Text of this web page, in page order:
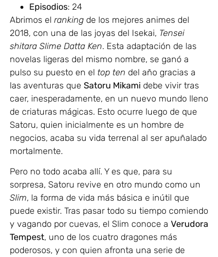
Episodios: 24
Abrimos el ranking de los mejores animes del
2018, con una de las joyas del Isekai, Tensei
shitara Slime Datta Ken. Esta adaptación de las
novelas ligeras del mismo nombre, se ganó a
pulso su puesto en el top ten del año gracias a
las aventuras que Satoru Mikami debe vivir tras
caer, inesperadamente, en un nuevo mundo lleno
de criaturas mágicas. Esto ocurre luego de que
Satoru, quien inicialmente es un hombre de
negocios, acaba su vida terrenal al ser apuñalado
mortalmente.
Pero no todo acaba allí. Y es que, para su
sorpresa, Satoru revive en otro mundo como un
Slim, la forma de vida más básica e inútil que
puede existir. Tras pasar todo su tiempo comiendo
y vagando por cuevas, el Slim conoce a Verudora
Tempest, uno de los cuatro dragones más
poderosos, y con quien afronta una serie de